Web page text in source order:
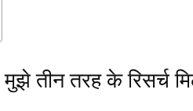
तीन तरह के रिसर्च